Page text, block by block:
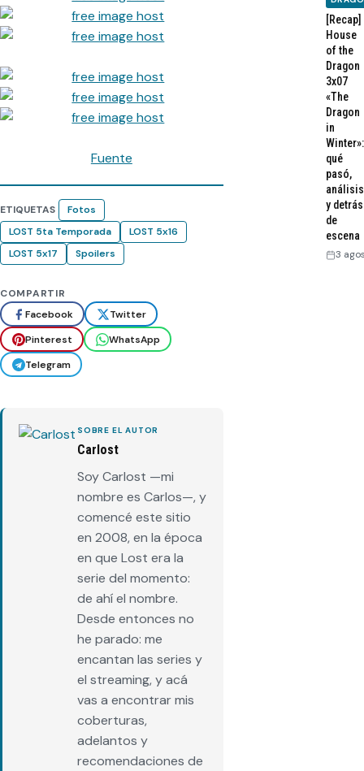
Fuente
ETIQUETAS
Fotos
LOST 5ta Temporada
LOST 5x16
LOST 5x17
Spoilers
COMPARTIR
Facebook
Twitter
Pinterest
WhatsApp
Telegram
SOBRE EL AUTOR
Carlost
Soy Carlost —mi
nombre es Carlos—, y
comencé este sitio
en 2008, en la época
en que Lost era la
serie del momento:
de ahí el nombre.
Desde entonces no
he parado: me
encantan las series y
el streaming, y acá
vas a encontrar mis
coberturas,
adelantos y
recomendaciones de
[Recap]
House
of the
Dragon
3x07
«The
Dragon
in
Winter»:
qué
pasó,
análisis
y detrás
de
escena
3